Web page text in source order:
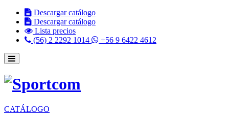
Descargar catálogo
Descargar catálogo
Lista precios
(56) 2 2292 1014
+56 9 6422 4612
CATÁLOGO